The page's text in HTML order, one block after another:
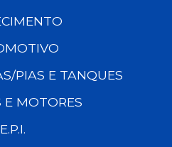
PIAS E TANQUES
MOTORES
E.P.I.